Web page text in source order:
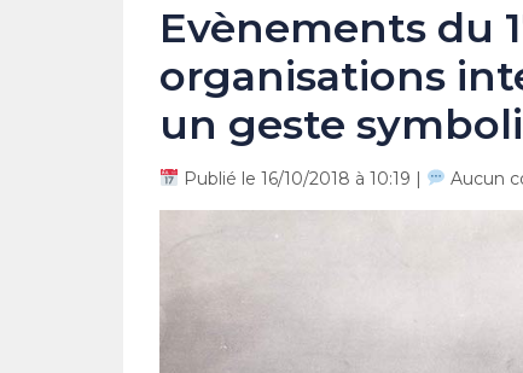
Evènements du
organisations
un geste
Publié le 16/10/2018 à 10:19 | Aucun